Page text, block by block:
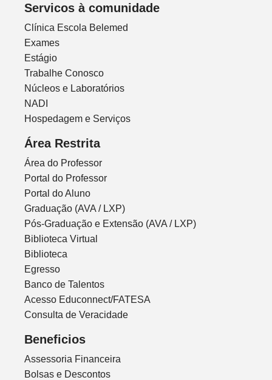
Servicos à comunidade
Clínica Escola Belemed
Exames
Estágio
Trabalhe Conosco
Núcleos e Laboratórios
NADI
Hospedagem e Serviços
Área Restrita
Área do Professor
Portal do Professor
Portal do Aluno
Graduação (AVA / LXP)
Pós-Graduação e Extensão (AVA / LXP)
Biblioteca Virtual
Biblioteca
Egresso
Banco de Talentos
Acesso Educonnect/FATESA
Consulta de Veracidade
Beneficios
Assessoria Financeira
Bolsas e Descontos